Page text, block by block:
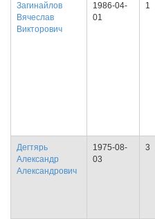
Загинайлов
Вячеслав
Викторович
1986-04-
01
1
Дегтярь
Александр
Александрович
1975-08-
03
3